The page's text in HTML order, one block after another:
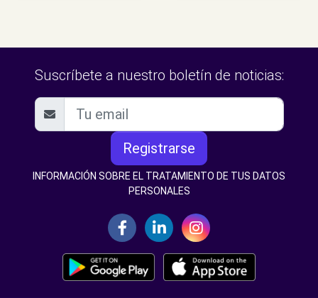
Suscríbete a nuestro boletín de noticias:
Registrarse
INFORMACIÓN SOBRE EL TRATAMIENTO DE TUS DATOS
PERSONALES